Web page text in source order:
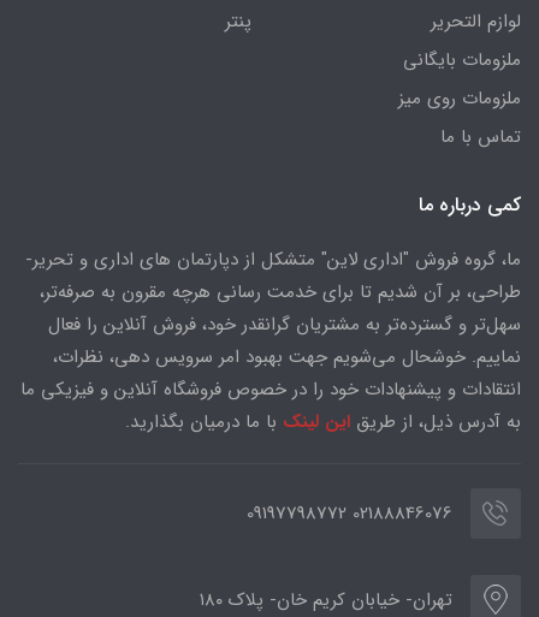
لوازم التحریر
ملزومات بایگانی
ملزومات روی میز
تماس با ما
پنتر
کمی درباره ما
ما، گروه فروش "اداری لاین" متشکل از دپارتمان های اداری و تحریر-
طراحی، بر آن شدیم تا برای خدمت رسانی هرچه مقرون به صرفه‌تر،
سهل‌تر و گسترده‌تر به مشتریان گرانقدر خود، فروش آنلاین را فعال
نماییم. خوشحال می‌شویم جهت بهبود امر سرویس دهی، نظرات،
انتقادات و پیشنهادات خود را در خصوص فروشگاه آنلاین و فیزیکی ما
به آدرس ذیل، از طریق این لینک با ما درمیان بگذارید.
02188846076 09197798772
تهران- خیابان کریم خان- پلاک ۱۸۰